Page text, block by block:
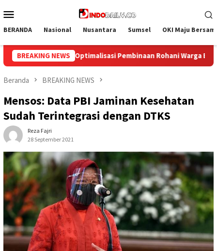
ke
Mobile
BERANDA Nasional Nusantara Sumsel OKI Maju
BREAKING NEWS
Warga Binaan Bangun Kesamaan Persepsi, Lapas
Beranda BREAKING NEWS
Mensos: Data PBI Jaminan Kesehatan
Sudah Terintegrasi dengan DTKS
Reza Fajri
28 September 2021